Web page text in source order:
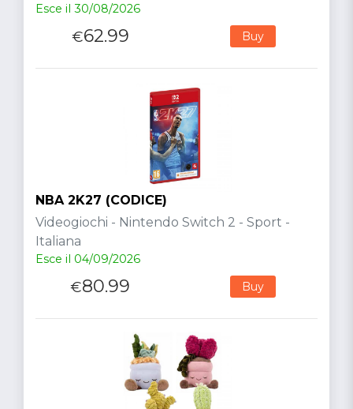
Esce il 30/08/2026
€62.99 Buy
NBA 2K27 (CODICE)
Videogiochi - Nintendo Switch 2 - Sport -
Italiana
Esce il 04/09/2026
€80.99 Buy